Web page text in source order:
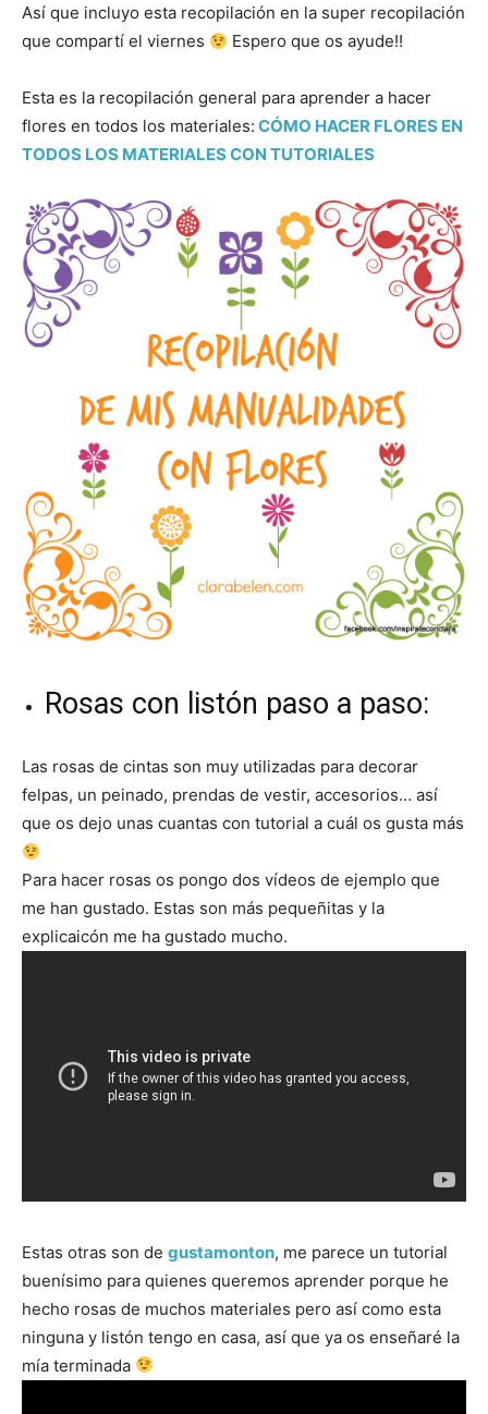
Así que incluyo esta recopilación en la super recopilación
que compartí el viernes
Espero que os ayude!!
Esta es la recopilación general para aprender a hacer
flores en todos los materiales: CÓMO HACER FLORES EN
TODOS LOS MATERIALES CON TUTORIALES
Rosas con listón paso a paso:
Las rosas de cintas son muy utilizadas para decorar
felpas, un peinado, prendas de vestir, accesorios… así
que os dejo unas cuantas con tutorial a cuál os gusta más
Para hacer rosas os pongo dos vídeos de ejemplo que
me han gustado. Estas son más pequeñitas y la
explicaicón me ha gustado mucho.
Estas otras son de gustamonton, me parece un tutorial
buenísimo para quienes queremos aprender porque he
hecho rosas de muchos materiales pero así como esta
ninguna y listón tengo en casa, así que ya os enseñaré la
mía terminada